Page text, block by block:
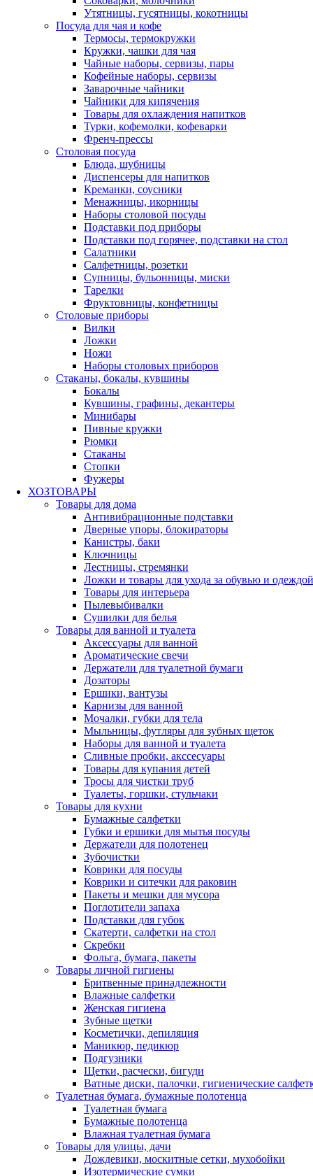
Утятницы, гусятницы, кокотницы
Посуда для чая и кофе
Термосы, термокружки
Кружки, чашки для чая
Чайные наборы, сервизы, пары
Кофейные наборы, сервизы
Заварочные чайники
Чайники для кипячения
Товары для охлаждения напитков
Турки, кофемолки, кофеварки
Френч-прессы
Столовая посуда
Блюда, шубницы
Диспенсеры для напитков
Креманки, соусники
Менажницы, икорницы
Наборы столовой посуды
Подставки под приборы
Подставки под горячее, подставки на стол
Салатники
Салфетницы, розетки
Супницы, бульонницы, миски
Тарелки
Фруктовницы, конфетницы
Столовые приборы
Вилки
Ложки
Ножи
Наборы столовых приборов
Стаканы, бокалы, кувшины
Бокалы
Кувшины, графины, декантеры
Минибары
Пивные кружки
Рюмки
Стаканы
Стопки
Фужеры
ХОЗТОВАРЫ
Товары для дома
Антивибрационные подставки
Дверные упоры, блокираторы
Канистры, баки
Ключницы
Лестницы, стремянки
Ложки и товары для ухода за обувью и одеждой
Товары для интерьера
Пылевыбивалки
Сушилки для белья
Товары для ванной и туалета
Аксессуары для ванной
Ароматические свечи
Держатели для туалетной бумаги
Дозаторы
Ершики, вантузы
Карнизы для ванной
Мочалки, губки для тела
Мыльницы, футляры для зубных щеток
Наборы для ванной и туалета
Сливные пробки, акссесуары
Товары для купания детей
Тросы для чистки труб
Туалеты, горшки, стульчаки
Товары для кухни
Бумажные салфетки
Губки и ершики для мытья посуды
Держатели для полотенец
Зубочистки
Коврики для посуды
Коврики и ситечки для раковин
Пакеты и мешки для мусора
Поглотители запаха
Подставки для губок
Скатерти, салфетки на стол
Скребки
Фольга, бумага, пакеты
Товары личной гигиены
Бритвенные принадлежности
Влажные салфетки
Женская гигиена
Зубные щетки
Косметички, депиляция
Маникюр, педикюр
Подгузники
Щетки, расчески, бигуди
Ватные диски, палочки, гигиенические
Туалетная бумага, бумажные полотенца
Туалетная бумага
Бумажные полотенца
Влажная туалетная бумага
Товары для улицы, дачи
Дождевики, москитные сетки, мухобойки
Изотермические сумки